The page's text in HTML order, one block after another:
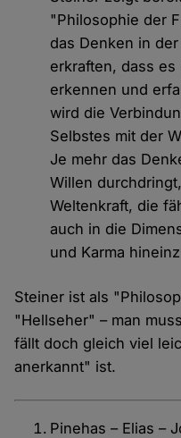
"Philosophie der
das Denken in
erkraften, dass es
erkennen und
wird die
Selbstes mit der
Je mehr das
Willen
Weltenkraft, die
auch in die
und Karma
Steiner ist als
"Hellseher" – man
fällt doch gleich viel
anerkannt" ist.
Pinehas – Elias –